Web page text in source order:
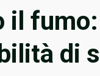
il
di